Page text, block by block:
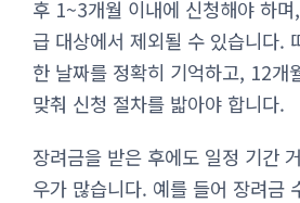
후 1~3개월 이내에 신청해야 하
급 대상에서 제외될 수 있습니다.
한 날짜를 정확히 기억하고, 12개
맞춰 신청 절차를 밟아야 합니다.
장려금을 받은 후에도 일정 기간
우가 많습니다. 예를 들어 장려금